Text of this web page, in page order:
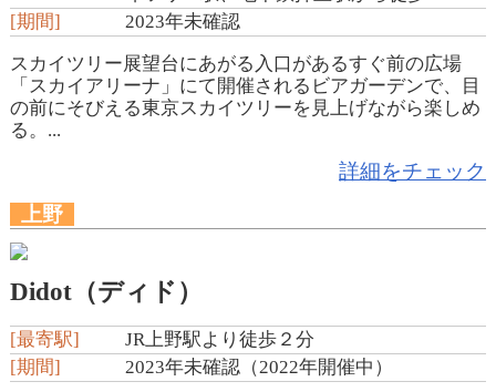
[期間]
2023年未確認
スカイツリー展望台にあがる入口があるすぐ前の広場
「スカイアリーナ」にて開催されるビアガーデンで、目
の前にそびえる東京スカイツリーを見上げながら楽しめ
る。...
詳細をチェック
上野
Didot（ディド）
[最寄駅]
JR上野駅より徒歩２分
[期間]
2023年未確認（2022年開催中）